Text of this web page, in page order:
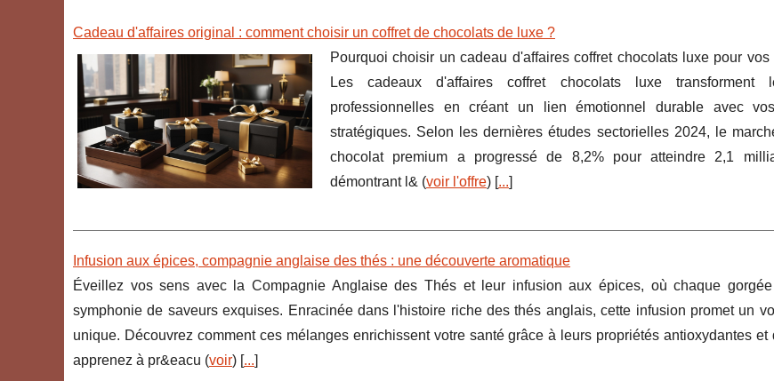
Cadeau d'affaires original : comment choisir un coffret de chocolats de luxe ?
Pourquoi choisir un cadeau d'affaires coffret chocolats luxe pour
Les cadeaux d'affaires coffret chocolats luxe transforment
professionnelles en créant un lien émotionnel durable avec
stratégiques. Selon les dernières études sectorielles 2024, le
chocolat premium a progressé de 8,2% pour atteindre 2,1
démontrant l& (voir l'offre) [...]
Infusion aux épices, compagnie anglaise des thés : une découverte aromatique
Éveillez vos sens avec la Compagnie Anglaise des Thés et leur infusion aux épices, où chaque
symphonie de saveurs exquises. Enracinée dans l'histoire riche des thés anglais, cette infusion promet un
unique. Découvrez comment ces mélanges enrichissent votre santé grâce à leurs propriétés antioxydantes et
apprenez à pr&eacu (voir) [...]